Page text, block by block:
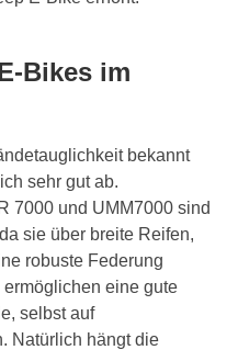
Bikes im
bekannt
sehr gut ab.
7000 und UMM7000 sind
sie über breite Reifen,
robuste Federung
eine gute
selbst auf
Natürlich hängt die